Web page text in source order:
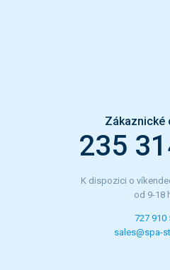
Zákaznické
235
K dispozici o
od 9-18
727 910
sales@spa-